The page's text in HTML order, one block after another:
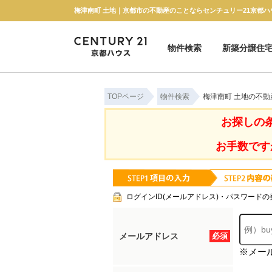
梅津南町 土地｜京都市の不動産のことならセンチュリー21京都ハ
物件検索
新築分譲住
TOPページ 物件検索 梅津南町 土地の不
お探しの
お手数で
ログインID(メールアドレス)・パスワードの
必須
メールアドレス
※メー